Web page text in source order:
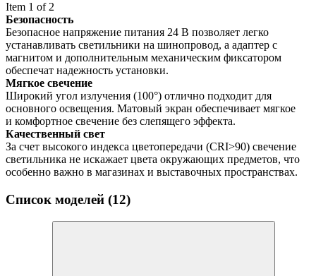
Item 1 of 2
Безопасность
Безопасное напряжение питания 24 В позволяет легко
устанавливать светильники на шинопровод, а адаптер с
магнитом и дополнительным механическим фиксатором
обеспечат надежность установки.
Мягкое свечение
Широкий угол излучения (100°) отлично подходит для
основного освещения. Матовый экран обеспечивает мягкое
и комфортное свечение без слепящего эффекта.
Качественный свет
За счет высокого индекса цветопередачи (CRI>90) свечение
светильника не искажает цвета окружающих предметов, что
особенно важно в магазинах и выставочных пространствах.
Список моделей (12)